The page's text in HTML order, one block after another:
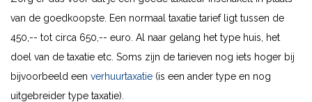
van de goedkoopste. Een normaal taxatie tarief ligt tussen de
450,-- tot circa 650,-- euro. Al naar gelang het type huis, het
doel van de taxatie etc. Soms zijn de tarieven nog iets hoger bij
bijvoorbeeld een verhuurtaxatie (is een ander type en nog
uitgebreider type taxatie).